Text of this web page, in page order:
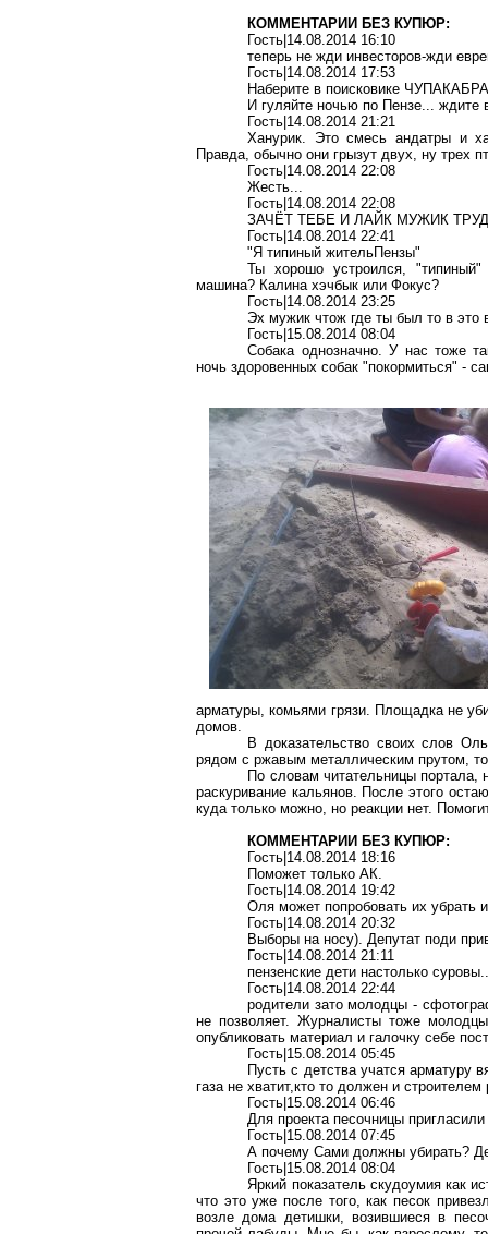
КОММЕНТАРИИ БЕЗ КУПЮР:
Гость|14.08.2014 16:10
теперь не жди инвесторов-жди
Гость|14.08.2014 17:53
Наберите в поисковике
И гуляйте ночью по Пензе...
Гость|14.08.2014 21:21
Ханурик. Это смесь андатры и
Правда, обычно они грызут двух, ну трех
Гость|14.08.2014 22:08
Жесть...
Гость|14.08.2014 22:08
ЗАЧЁТ ТЕБЕ И ЛАЙК МУЖИК
Гость|14.08.2014 22:41
"Я типиный жительПензы"
Ты хорошо устроился,
машина? Калина хэчбык или Фокус?
Гость|14.08.2014 23:25
Эх мужик чтож где ты был то в это
Гость|15.08.2014 08:04
Собака однозначно. У нас тоже
ночь здоровенных собак "покормиться" -
арматуры, комьями грязи. Площадка не
домов.
В доказательство своих слов
рядом с ржавым металлическим прутом,
По словам читательницы портала,
раскуривание кальянов. После этого
куда только можно, но реакции нет.
КОММЕНТАРИИ БЕЗ КУПЮР:
Гость|14.08.2014 18:16
Поможет только АК.
Гость|14.08.2014 19:42
Оля может попробовать их убрать
Гость|14.08.2014 20:32
Выборы на носу). Депутат поди
Гость|14.08.2014 21:11
пензенские дети настолько
Гость|14.08.2014 22:44
родители зато молодцы -
не позволяет. Журналисты тоже
опубликовать материал и галочку себе
Гость|15.08.2014 05:45
Пусть с детства учатся арматуру
газа не хватит,кто то должен и строителем
Гость|15.08.2014 06:46
Для проекта песочницы
Гость|15.08.2014 07:45
А почему Сами должны убирать?
Гость|15.08.2014 08:04
Яркий показатель скудоумия как
что это уже после того, как песок
возле дома детишки, возившиеся в